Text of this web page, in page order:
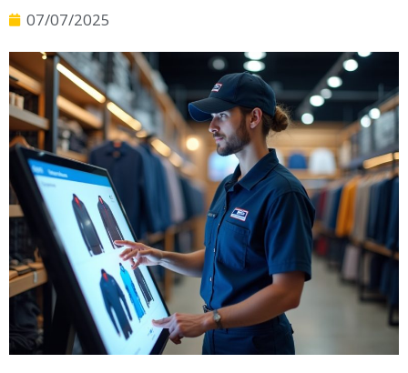
07/07/2025